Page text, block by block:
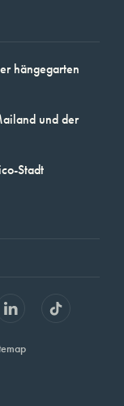
hängegarten
und der
Stadt